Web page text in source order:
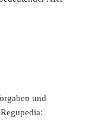
und